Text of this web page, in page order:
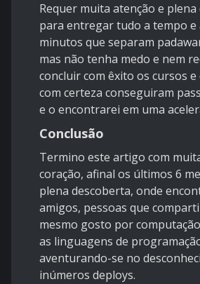
Requer muita atenção e plena
para entregar tudo a tempo e
minutos que separam
mas não tenha medo e nem
concluir com êxito os cursos
com certeza conseguiram
e o encontrarei em uma
Conclusão
Termino este artigo com
coração, afinal os últimos 6
plena descoberta, onde
amigos, pessoas que
mesmo gosto por
as linguagens de
aventurando-se no
inúmeros deploys.